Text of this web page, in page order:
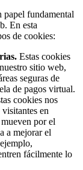
papel fundamental
En esta
de cookies:
Estas cookies
sitio web,
seguras de
de pagos virtual.
cookies nos
en
por el
a mejorar el
fácilmente lo